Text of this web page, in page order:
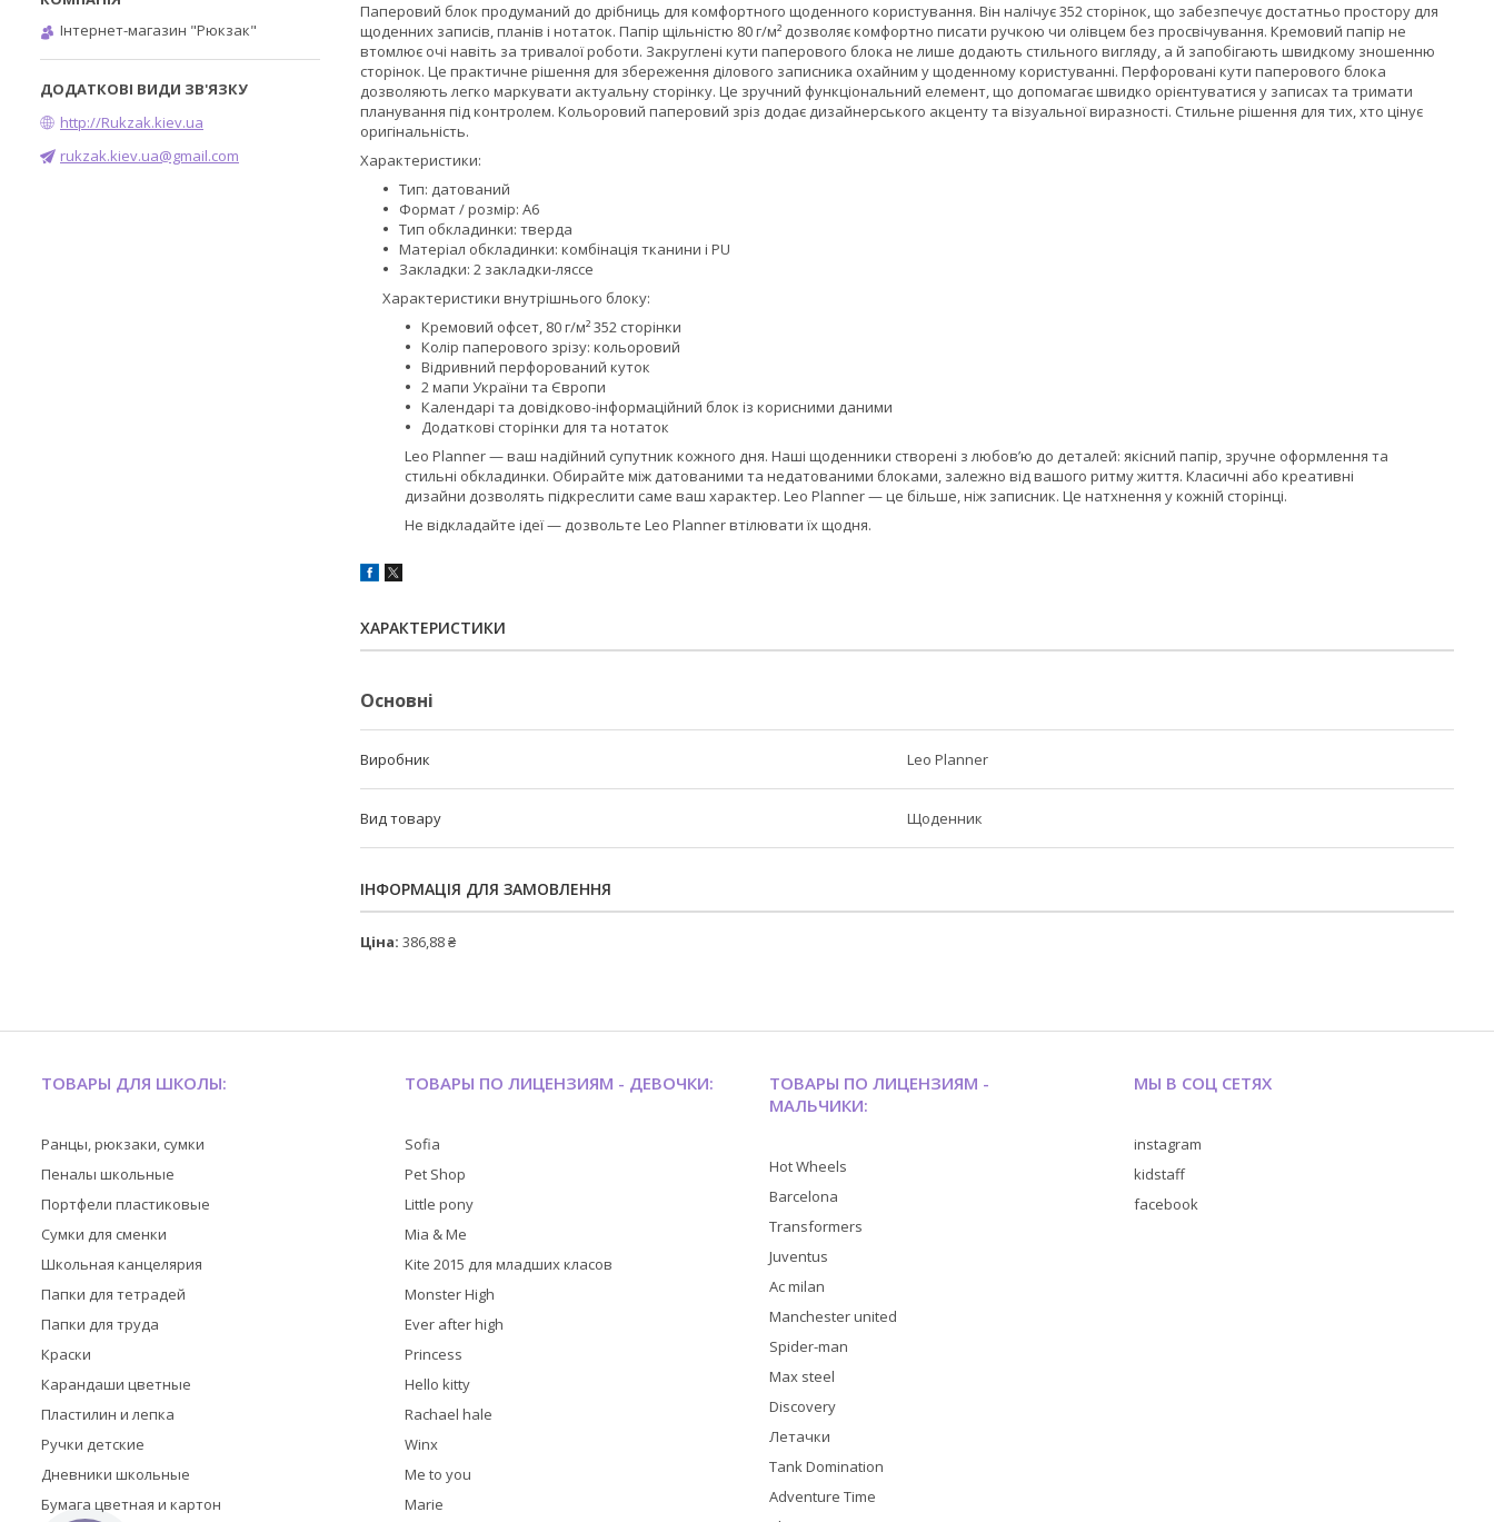
Паперовий блок продуманий до дрібниць для комфортного щоденного користування. Він налічує 352 сторінок, що забезпечує достатньо простору для
щоденних записів, планів і нотаток. Папір щільністю 80 г/м² дозволяє комфортно писати ручкою чи олівцем без просвічування. Кремовий папір не
втомлює очі навіть за тривалої роботи. Закруглені кути паперового блока не лише додають стильного вигляду, а й запобігають швидкому зношенню
сторінок. Це практичне рішення для збереження ділового записника охайним у щоденному користуванні. Перфоровані кути паперового блока
дозволяють легко маркувати актуальну сторінку. Це зручний функціональний елемент, що допомагає швидко орієнтуватися у записах та тримати
планування під контролем. Кольоровий паперовий зріз додає дизайнерського акценту та візуальної виразності. Стильне рішення для тих, хто цінує
оригінальність.
Характеристики:
Тип: датований
Формат / розмір: A6
Тип обкладинки: тверда
Матеріал обкладинки: комбінація тканини і PU
Закладки: 2 закладки-ляссе
Характеристики внутрішнього блоку:
Кремовий офсет, 80 г/м² 352 сторінки
Колір паперового зрізу: кольоровий
Відривний перфорований куток
2 мапи України та Європи
Календарі та довідково-інформаційний блок із корисними даними
Додаткові сторінки для та нотаток
Leo Planner — ваш надійний супутник кожного дня. Наші щоденники створені з любов’ю до деталей: якісний папір, зручне оформлення та
стильні обкладинки. Обирайте між датованими та недатованими блоками, залежно від вашого ритму життя. Класичні або креативні
дизайни дозволять підкреслити саме ваш характер. Leo Planner — це більше, ніж записник. Це натхнення у кожній сторінці.
Не відкладайте ідеї — дозвольте Leo Planner втілювати їх щодня.
ХАРАКТЕРИСТИКИ
Основні
Виробник Leo Planner
Вид товару Щоденник
ІНФОРМАЦІЯ ДЛЯ ЗАМОВЛЕННЯ
Ціна: 386,88 ₴
Інтернет-магазин "Рюкзак"
http://Rukzak.kiev.ua
rukzak.kiev.ua@gmail.com
ТОВАРЫ ДЛЯ ШКОЛЫ:
Ранцы, рюкзаки, сумки
Пеналы школьные
Портфели пластиковые
Сумки для сменки
Школьная канцелярия
Папки для тетрадей
Папки для труда
Краски
Карандаши цветные
Пластилин и лепка
Ручки детские
Дневники школьные
Бумага цветная и картон
ТОВАРЫ ПО ЛИЦЕНЗИЯМ - ДЕВОЧКИ:
Sofia
Pet Shop
Little pony
Mia & Me
Kite 2015 для младших класов
Monster High
Ever after high
Princess
Hello kitty
Rachael hale
Winx
Me to you
Marie
ТОВАРЫ ПО ЛИЦЕНЗИЯМ -
МАЛЬЧИКИ:
Hot Wheels
Barcelona
Transformers
Juventus
Ac milan
Manchester united
Spider-man
Max steel
Discovery
Летачки
Tank Domination
Adventure Time
МЫ В СОЦ СЕТЯХ
instagram
kidstaff
facebook